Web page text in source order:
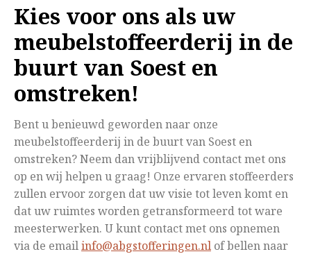
Kies voor ons als uw
meubelstoffeerderij in de
buurt van Soest en
omstreken!
Bent u benieuwd geworden naar onze
meubelstoffeerderij in de buurt van Soest en
omstreken? Neem dan vrijblijvend contact met ons
op en wij helpen u graag! Onze ervaren stoffeerders
zullen ervoor zorgen dat uw visie tot leven komt en
dat uw ruimtes worden getransformeerd tot ware
meesterwerken. U kunt contact met ons opnemen
via de emailinfo@abgstofferingen.nl of bellen naar